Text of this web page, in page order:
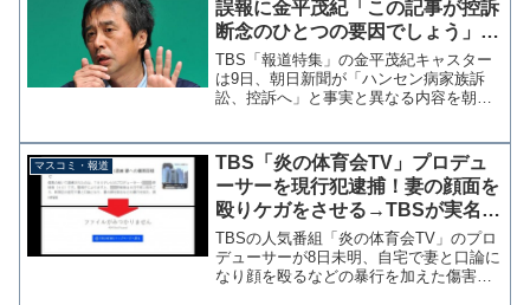
誤報に金平茂紀「この記事が控訴
断念のひとつの要因でしょう」←
大嘘、朝刊より先にNHKが「断
念」と報道
TBS「報道特集」の金平茂紀キャスター
は9日、朝日新聞が「ハンセン病家族訴
訟、控訴へ」と事実と異なる内容を朝刊
日新聞の誤報を確認してから政府が控訴
断念を決断したという見...
マスコミ・報道
TBS「炎の体育会TV」プロデュ
ーサーを現行犯逮捕！妻の顔面を
殴りケガをさせる→TBSが実名報
道するもトレンドブログに子供の
写真を晒され削除
TBSの人気番組「炎の体育会TV」のプロ
デューサーが8日未明、自宅で妻と口論に
なり顔を殴るなどの暴行を加えた傷害の